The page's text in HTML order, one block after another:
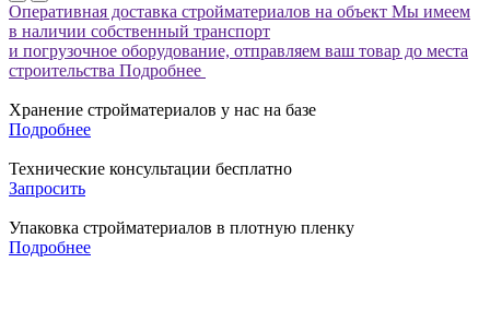
Оперативная доставка стройматериалов на объект Мы имеем
в наличии собственный транспорт
и погрузочное оборудование, отправляем ваш товар до места
строительства Подробнее
Хранение стройматериалов у нас на базе
Подробнее
Технические консультации бесплатно
Запросить
Упаковка стройматериалов в плотную пленку
Подробнее